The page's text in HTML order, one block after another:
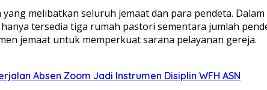
melibatkan seluruh jemaat dan para pendeta.
tersedia tiga rumah pastori sementara jumlah
jemaat untuk memperkuat sarana pelayanan gereja.
Absen Zoom Jadi Instrumen Disiplin WFH ASN